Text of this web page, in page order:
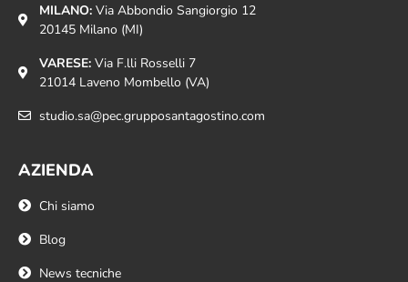
MILANO:Via Abbondio Sangiorgio 12
20145 Milano (MI)
VARESE:Via F.lli Rosselli 7
21014 Laveno Mombello (VA)
studio.sa@pec.grupposantagostino.com
AZIENDA
Chi siamo
Blog
News tecniche